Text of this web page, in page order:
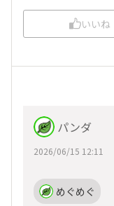
いいね
パンダ
2026/06/15 12:11
めぐめぐ